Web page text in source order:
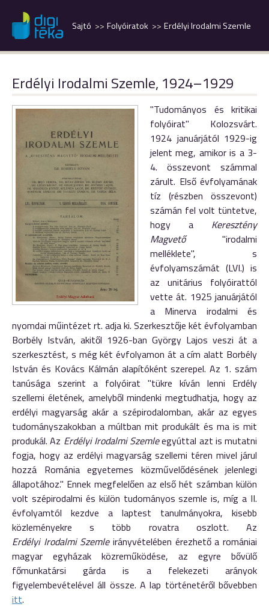
Erdélyi Irodalmi Szemle
Folyóiratok
Sajtó
Erdélyi Irodalmi Szemle, 1924–1929
"Tudományos és kritikai
folyóirat" Kolozsvárt.
1924 januárjától 1929-ig
jelent meg, amikor is a 3-
4. összevont számmal
zárult. Első évfolyamának
tíz (részben összevont)
számán fel volt tüntetve,
hogy a Keresztény
Magvető"irodalmi
melléklete", s
évfolyamszámát (LVI.) is
az unitárius folyóirattól
vette át. 1925 januárjától
a Minerva irodalmi és
nyomdai műintézet rt. adja ki. Szerkesztője két évfolyamban
Borbély István, akitől 1926-ban György Lajos veszi át a
szerkesztést, s még két évfolyamon át a cím alatt Borbély
István és Kovács Kálmán alapítóként szerepel. Az 1. szám
tanúsága szerint a folyóirat "tükre kíván lenni Erdély
szellemi életének, amelyből mindenki megtudhatja, hogy az
erdélyi magyarság akár a szépirodalomban, akár az egyes
tudományszakokban a múltban mit produkált és ma is mit
produkál. Az Erdélyi Irodalmi Szemleegyúttal azt is mutatni
fogja, hogy az erdélyi magyarság szellemi téren mivel járul
hozzá Románia egyetemes közművelődésének jelenlegi
állapotához." Ennek megfelelően az első hét számban külön
volt szépirodalmi és külön tudományos szemle is, míg a II.
évfolyamtól kezdve a laptest tanulmányokra, kisebb
közleményekre s több rovatra oszlott. Az
Erdélyi Irodalmi Szemleirányvételében érezhető a romániai
magyar egyházak közreműködése, az egyre bővülő
főmunkatársi gárda is a felekezeti arányok
figyelembevételével áll össze. A lap történetéről bővebben
itt.